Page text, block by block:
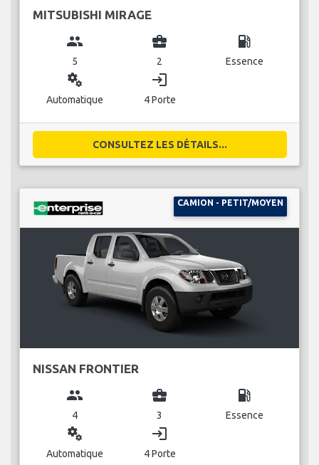
MITSUBISHI MIRAGE
group
5
business_center
2
local_gas_station
Essence
miscellaneous_services
Automatique
login
4 Porte
CONSULTEZ LES DÉTAILS...
CAMION - PETIT/MOYEN
NISSAN FRONTIER
group
4
business_center
3
local_gas_station
Essence
miscellaneous_services
Automatique
login
4 Porte